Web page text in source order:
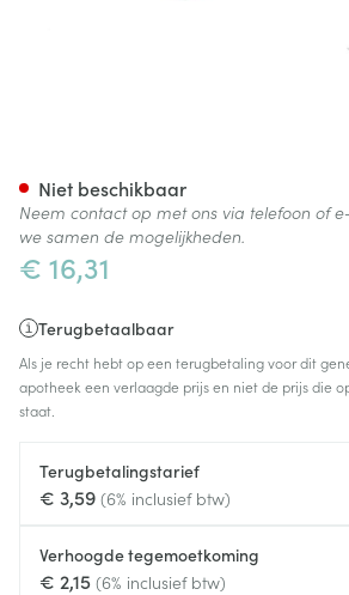
€ 16,31
Terugbetaalbaar
Als je recht hebt op een terugbetaling voor dit
apotheek een verlaagde prijs en niet de prijs die
staat.
Terugbetalingstarief
€ 3,59 (6% inclusief btw)
Verhoogde tegemoetkoming
€ 2,15 (6% inclusief btw)
Niet beschikbaar
Neem contact op met ons via telefoon of
we samen de mogelijkheden.